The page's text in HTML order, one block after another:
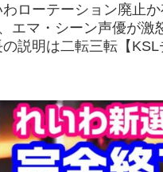
わローテーション廃止
エマ・シーン声優が激
説明は二転三転【KSL